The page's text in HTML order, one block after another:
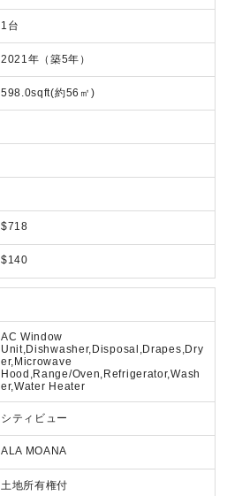
1台
2021年（築5年）
598.0sqft(約56㎡)
$718
$140
AC Window
Unit,Dishwasher,Disposal,Drapes,Dry
er,Microwave
Hood,Range/Oven,Refrigerator,Wash
er,Water Heater
シティビュー
ALA MOANA
土地所有権付